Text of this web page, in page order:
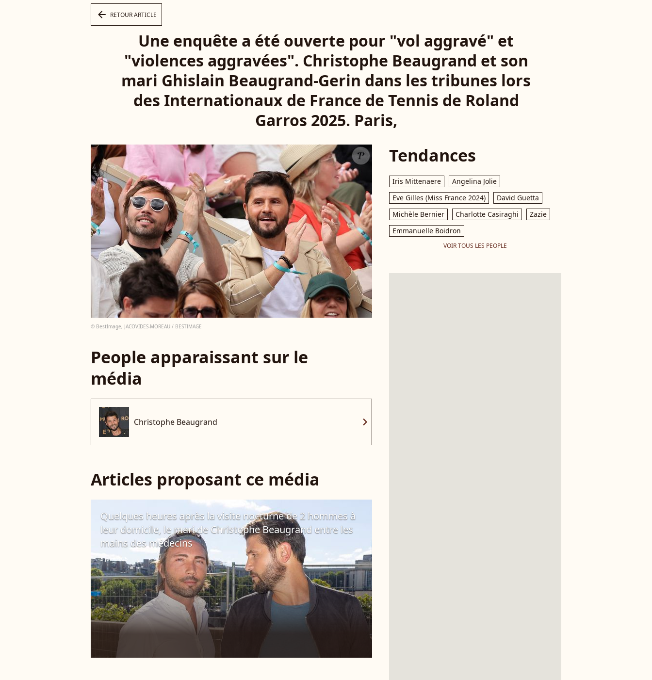
arrow_left RETOUR ARTICLE
Une enquête a été ouverte pour "vol aggravé" et
"violences aggravées". Christophe Beaugrand et son
mari Ghislain Beaugrand-Gerin dans les tribunes lors
des Internationaux de France de Tennis de Roland
Garros 2025. Paris,
© BestImage, JACOVIDES-MOREAU / BESTIMAGE
People apparaissant sur le
média
Christophe Beaugrand chevron_right
Articles proposant ce média
Quelques heures après la visite nocturne de 2 hommes à
leur domicile, le mari de Christophe Beaugrand entre les
mains des médecins
5 juin 2025
Tendances
Iris Mittenaere
Angelina Jolie
Eve Gilles (Miss France 2024)
David Guetta
Michèle Bernier
Charlotte Casiraghi
Zazie
Emmanuelle Boidron
VOIR TOUS LES PEOPLE